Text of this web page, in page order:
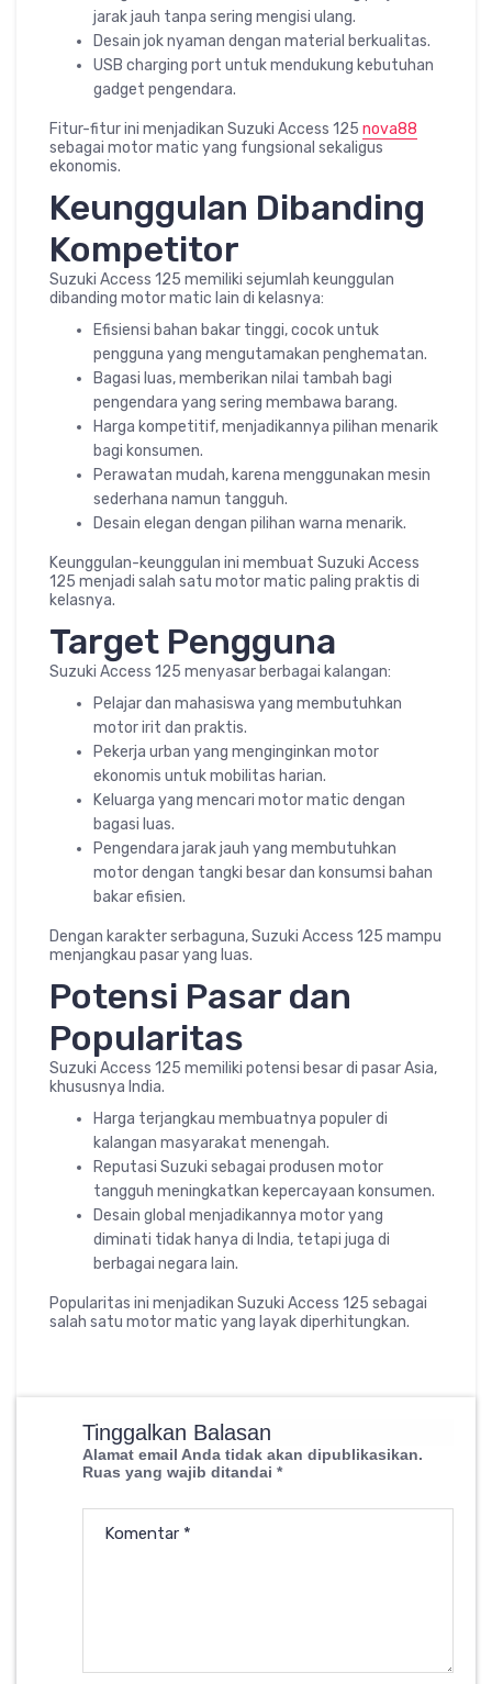
jarak jauh tanpa sering mengisi ulang.
Desain jok nyaman dengan material berkualitas.
USB charging port untuk mendukung kebutuhan
gadget pengendara.
Fitur-fitur ini menjadikan Suzuki Access 125 nova88
sebagai motor matic yang fungsional sekaligus
ekonomis.
Keunggulan Dibanding
Kompetitor
Suzuki Access 125 memiliki sejumlah keunggulan
dibanding motor matic lain di kelasnya:
Efisiensi bahan bakar tinggi, cocok untuk
pengguna yang mengutamakan penghematan.
Bagasi luas, memberikan nilai tambah bagi
pengendara yang sering membawa barang.
Harga kompetitif, menjadikannya pilihan menarik
bagi konsumen.
Perawatan mudah, karena menggunakan mesin
sederhana namun tangguh.
Desain elegan dengan pilihan warna menarik.
Keunggulan-keunggulan ini membuat Suzuki Access
125 menjadi salah satu motor matic paling praktis di
kelasnya.
Target Pengguna
Suzuki Access 125 menyasar berbagai kalangan:
Pelajar dan mahasiswa yang membutuhkan
motor irit dan praktis.
Pekerja urban yang menginginkan motor
ekonomis untuk mobilitas harian.
Keluarga yang mencari motor matic dengan
bagasi luas.
Pengendara jarak jauh yang membutuhkan
motor dengan tangki besar dan konsumsi bahan
bakar efisien.
Dengan karakter serbaguna, Suzuki Access 125 mampu
menjangkau pasar yang luas.
Potensi Pasar dan
Popularitas
Suzuki Access 125 memiliki potensi besar di pasar Asia,
khususnya India.
Harga terjangkau membuatnya populer di
kalangan masyarakat menengah.
Reputasi Suzuki sebagai produsen motor
tangguh meningkatkan kepercayaan konsumen.
Desain global menjadikannya motor yang
diminati tidak hanya di India, tetapi juga di
berbagai negara lain.
Popularitas ini menjadikan Suzuki Access 125 sebagai
salah satu motor matic yang layak diperhitungkan.
Tinggalkan Balasan
Alamat email Anda tidak akan dipublikasikan.
Ruas yang wajib ditandai *
Komentar *